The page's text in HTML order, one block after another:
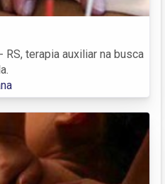
RS, terapia auxiliar na busca